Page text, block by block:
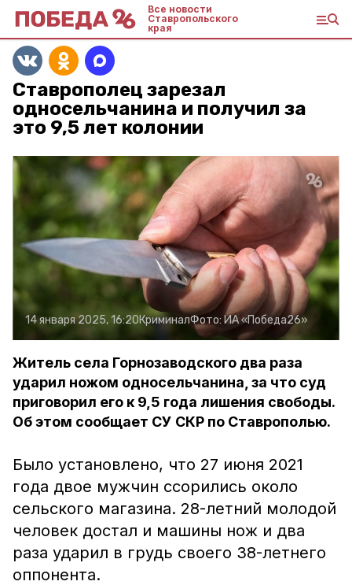
Все новости
Ставропольского
края
Ставрополец зарезал
односельчанина и получил за
это 9,5 лет колонии
14 января 2025, 16:20КриминалФото: ИА «Победа26»
Житель села Горнозаводского два раза
ударил ножом односельчанина, за что суд
приговорил его к 9,5 года лишения свободы.
Об этом сообщает СУ СКР по Ставрополью.
Было установлено, что 27 июня 2021
года двое мужчин ссорились около
сельского магазина. 28-летний молодой
человек достал и машины нож и два
раза ударил в грудь своего 38-летнего
оппонента.